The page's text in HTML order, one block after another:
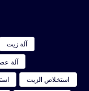
آلة زيت
آلة
استخلاص الزيت